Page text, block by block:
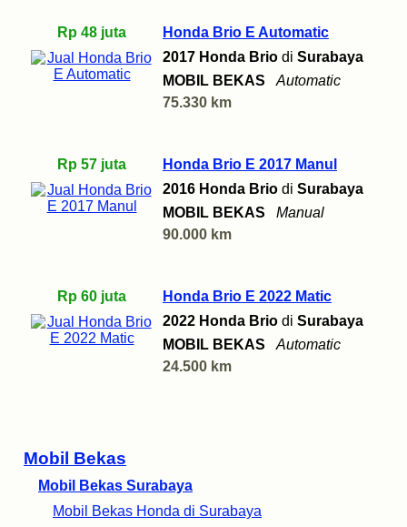
Mobil Bekas
Mobil Bekas Surabaya
Mobil Bekas Honda di Surabaya
Rp 48 juta
Honda Brio E Automatic
2017 Honda Brio di Surabaya
MOBIL BEKAS
Automatic
75.330 km
Rp 57 juta
Honda Brio E 2017 Manul
2016 Honda Brio di Surabaya
MOBIL BEKAS
Manual
90.000 km
Rp 60 juta
Honda Brio E 2022 Matic
2022 Honda Brio di Surabaya
MOBIL BEKAS
Automatic
24.500 km